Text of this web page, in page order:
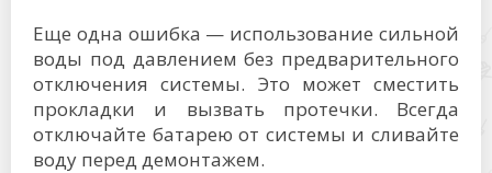
Еще одна ошибка — использование сильной
воды под давлением без предварительного
отключения системы. Это может сместить
прокладки и вызвать протечки. Всегда
отключайте батарею от системы и сливайте
воду перед демонтажем.